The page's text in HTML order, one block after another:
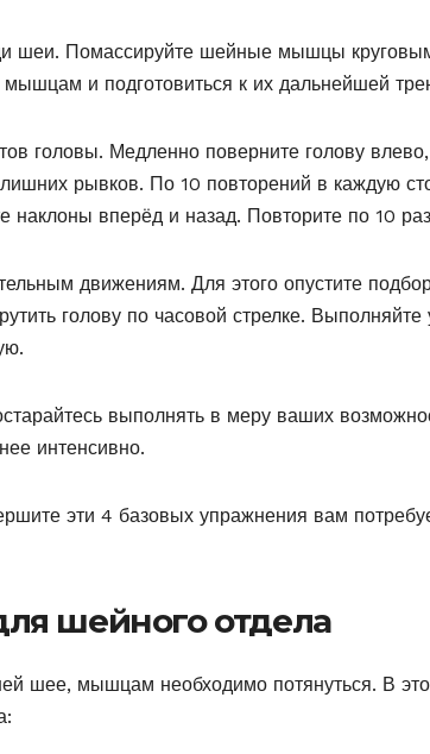
шеи. Помассируйте шейные мышцы
мышцам и подготовиться к их дальнейшей
головы. Медленно поверните голову
рывков. По 10 повторений в каждую
наклоны вперёд и назад. Повторите по 10
движениям. Для этого опустите
голову по часовой стрелке.
выполнять в меру ваших
интенсивно.
эти 4 базовых упражнения вам
шейного отдела
шее, мышцам необходимо потянуться. В